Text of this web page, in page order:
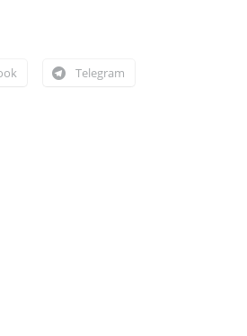
Telegram